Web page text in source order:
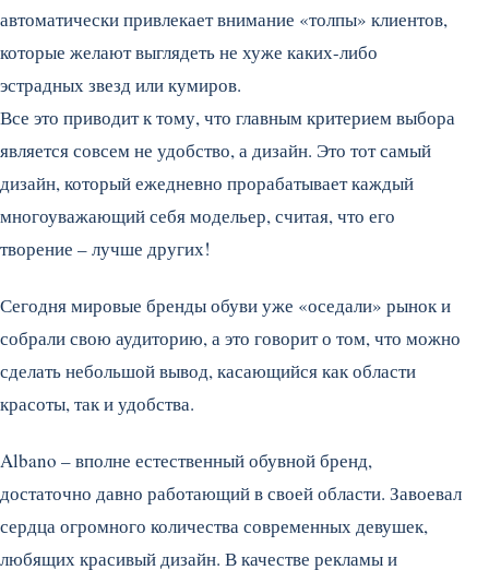
автоматически привлекает внимание «толпы» клиентов,
которые желают выглядеть не хуже каких-либо
эстрадных звезд или кумиров.
Все это приводит к тому, что главным критерием выбора
является совсем не удобство, а дизайн. Это тот самый
дизайн, который ежедневно прорабатывает каждый
многоуважающий себя модельер, считая, что его
творение – лучше других!
Сегодня мировые бренды обуви уже «оседали» рынок и
собрали свою аудиторию, а это говорит о том, что можно
сделать небольшой вывод, касающийся как области
красоты, так и удобства.
Albano – вполне естественный обувной бренд,
достаточно давно работающий в своей области. Завоевал
сердца огромного количества современных девушек,
любящих красивый дизайн. В качестве рекламы и